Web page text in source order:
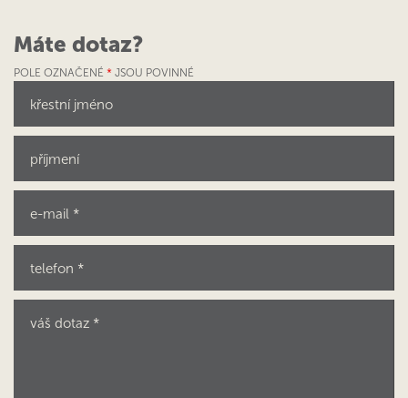
Máte dotaz?
POLE OZNAČENÉ * JSOU POVINNÉ